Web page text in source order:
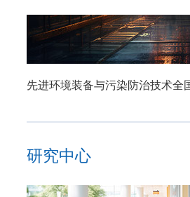
先进环境装备与污染防治技术全
研究中心